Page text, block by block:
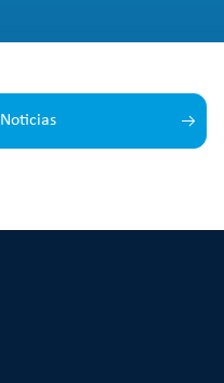
Noticias